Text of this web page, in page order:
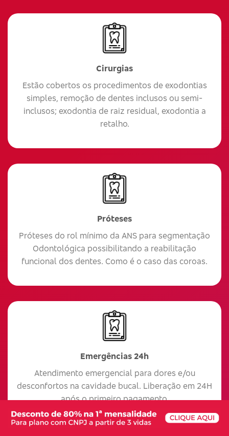
Cirurgias
Estão cobertos os procedimentos de exodontias
simples, remoção de dentes inclusos ou semi-
inclusos; exodontia de raiz residual, exodontia a
retalho.
Próteses
Próteses do rol mínimo da ANS para segmentação
Odontológica possibilitando a reabilitação
funcional dos dentes. Como é o caso das coroas.
Emergências 24h
Atendimento emergencial para dores e/ou
desconfortos na cavidade bucal. Liberação em 24H
após o primeiro pagamento.